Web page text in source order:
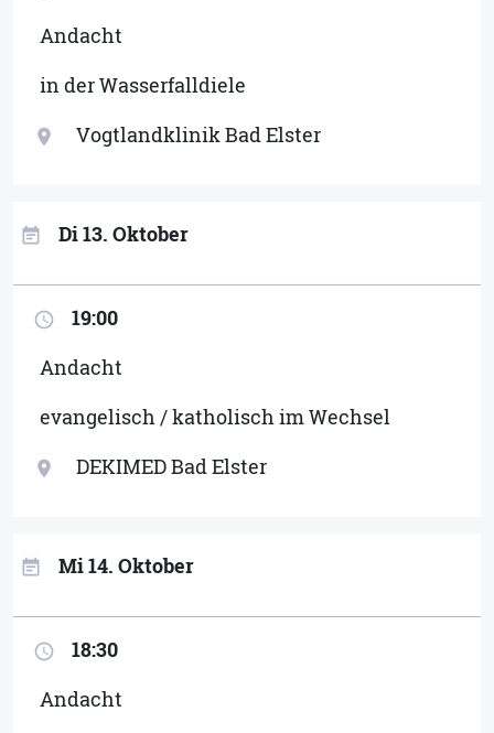
Andacht
in der Wasserfalldiele
location_on Vogtlandklinik Bad Elster
event_note Di 13. Oktober
access_time
19:00
Andacht
evangelisch / katholisch im Wechsel
location_on DEKIMED Bad Elster
event_note Mi 14. Oktober
access_time
18:30
Andacht